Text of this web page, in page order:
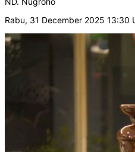
Rabu, 31 December 2025 13:30